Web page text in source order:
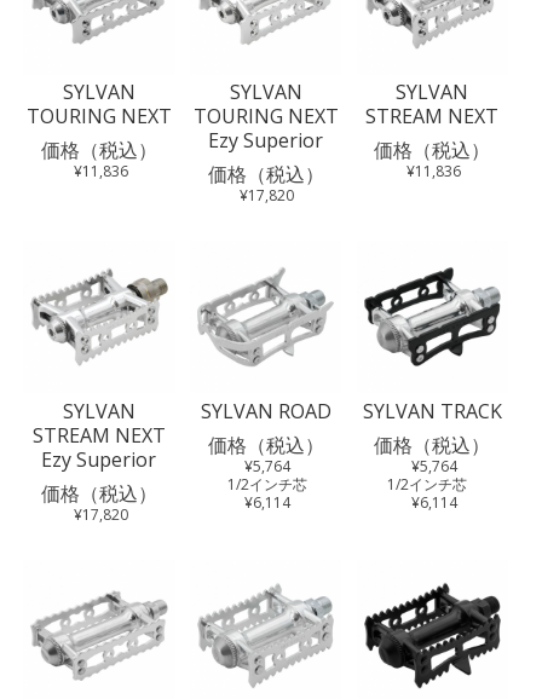
SYLVAN
TOURING NEXT
価格（税込）
¥11,836
SYLVAN
TOURING NEXT
Ezy Superior
価格（税込）
¥17,820
SYLVAN
STREAM NEXT
価格（税込）
¥11,836
SYLVAN
STREAM NEXT
Ezy Superior
価格（税込）
¥17,820
SYLVAN ROAD
価格（税込）
¥5,764
1/2インチ芯
¥6,114
SYLVAN TRACK
価格（税込）
¥5,764
1/2インチ芯
¥6,114